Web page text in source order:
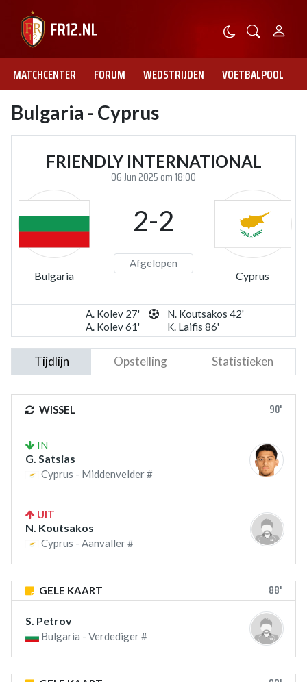
MATCHCENTER FORUM WEDSTRIJDEN VOETBALPOOL
Bulgaria - Cyprus
FRIENDLY INTERNATIONAL
06 Jun 2025 om 18:00
Bulgaria
2-2
Afgelopen
Cyprus
A. Kolev 27'
A. Kolev 61'
N. Koutsakos 42'
K. Laifis 86'
Tijdlijn Opstelling Statistieken
WISSEL 90'
IN
G. Satsias
Cyprus - Middenvelder #
UIT
N. Koutsakos
Cyprus - Aanvaller #
GELE KAART 88'
S. Petrov
Bulgaria - Verdediger #